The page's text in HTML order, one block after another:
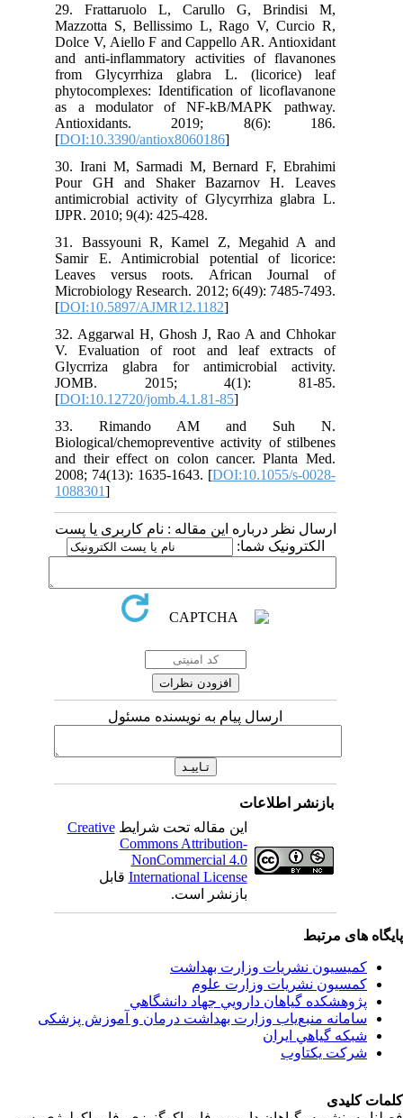
29. Frattaruolo L, Carullo G, Brindisi M,
Mazzotta S, Bellissimo L, Rago V, Curcio R,
Dolce V, Aiello F and Cappello AR. Antioxidant
and anti-inflammatory activities of flavanones
from Glycyrrhiza glabra L. (licorice) leaf
phytocomplexes: Identification of licoflavanone
as a modulator of NF-kB/MAPK pathway.
Antioxidants. 2019; 8(6): 186.
[DOI:10.3390/antiox8060186
30. Irani M, Sarmadi M, Bernard F, Ebrahimi
Pour GH and Shaker Bazarnov H. Leaves
antimicrobial activity of Glycyrrhiza glabra L.
IJPR. 2010; 9(4): 425-428.
31. Bassyouni R, Kamel Z, Megahid A and
Samir E. Antimicrobial potential of licorice:
Leaves versus roots. African Journal of
Microbiology Research. 2012; 6(49): 7485-7493.
[DOI:10.5897/AJMR12.1182
32. Aggarwal H, Ghosh J, Rao A and Chhokar
V. Evaluation of root and leaf extracts of
Glycrriza glabra for antimicrobial activity.
JOMB. 2015; 4(1): 81-85.
[DOI:10.12720/jomb.4.1.81-85
33. Rimando AM and Suh N.
Biological/chemopreventive activity of stilbenes
and their effect on colon cancer. Planta Med.
2008; 74(13): 1635-1643. [DOI:10.1055/s-0028-
1088301
ارسال نظر درباره این مقاله : نام کاربری یا پست
الکترونیک شما:
ارسال پیام به نویسنده مسئول
بازنشر اطلاعات
این مقاله تحت شرایط Creative
Commons Attribution-
NonCommercial 4.0
International Licenseقابل
بازنشر است.
های مرتبط
کمیسیون نشریات وزارت بهداشت
کمسیون نشریات وزارت علوم
پژوهشكده گياهان دارويي جهاد دانشگاهي
سامانه منبع‌ياب وزارت بهداشت درمان و آموزش پزشکی
شبكه گياهي ايران
شرکت یکتاوب
کلیدی